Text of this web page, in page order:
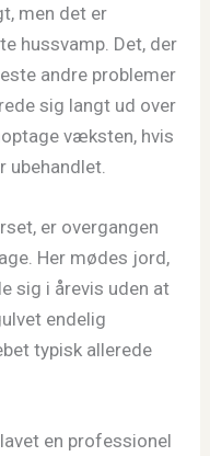
men det er
hussvamp. Det, der
andre problemer
sig langt ud over
væksten, hvis
er overgangen
Her mødes jord,
sig i årevis uden at
endelig
typisk allerede
en professionel